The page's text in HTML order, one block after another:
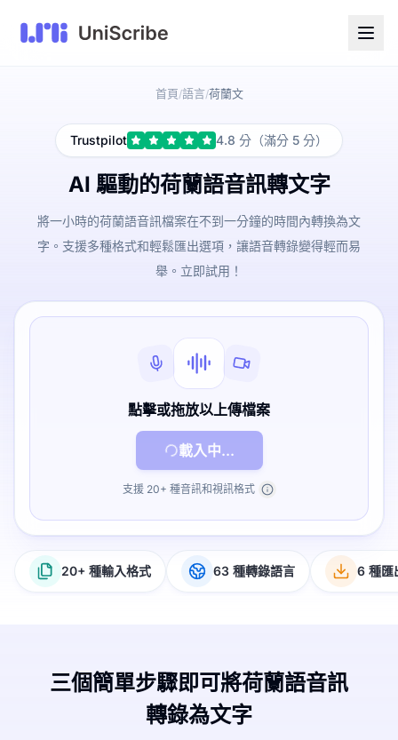
首頁/語言/荷蘭文
Trustpilot 4.8 分（滿分 5 分）
AI 驅動的荷蘭語音訊轉文字
將一小時的荷蘭語音訊檔案在不到一分鐘的時間內轉換為文
字。支援多種格式和輕鬆匯出選項，讓語音轉錄變得輕而易
舉。立即試用！
點擊或拖放以上傳檔案
載入中...
支援 20+ 種音訊和視訊格式
20+ 種輸入格式 63 種轉錄語言 6 種匯
三個簡單步驟即可將荷蘭語音訊
轉錄為文字